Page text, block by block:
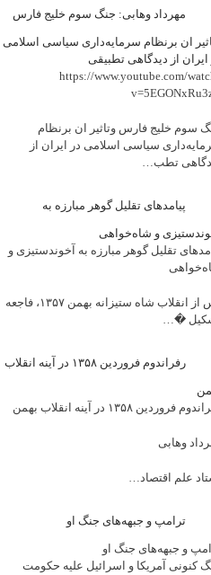
مهرداد وهابی: جنگ سوم خلیج فارس
ان برنظام سرمایه‌داری سیاسی اسلامی
ایران از دیدگاهی تطبیقی
https://www.youtube.com/
سوم خلیج فارس وتاثیر ان برنظام
سیاسی اسلامی در ایران از
تطب…
پیامدهای تقلیل گوهر مبارزه به
و شاه‌خواهی
تقلیل گوهر مبارزه به آخوندستیزی و
پس از انقلاب شاه ستیزانه بهمن ۱۳۵۷، فاجعه
�…
رفراندوم فروردین ۱۳۵۸ در آینه انقلاب
فروردین ۱۳۵۸ در آینه انقلاب بهمن
وهابی
علم اقتصاد…
ترامپ و جبهه‌های جنگ او
و جبهه‌های جنگ او
کنونی آمریکا و اسرائیل علیه حکومت